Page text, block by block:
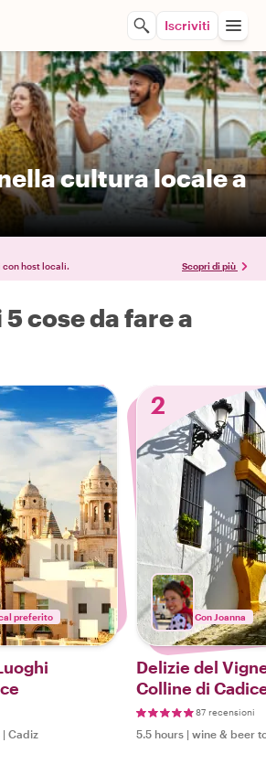
Iscriviti
cultura locale a
host locali. Scopri di più
cose da fare a
preferito
| Cadiz
2
Con Joanna
Delizie del
Colline di
Locale
87 recensioni
5.5 hours | wine & beer